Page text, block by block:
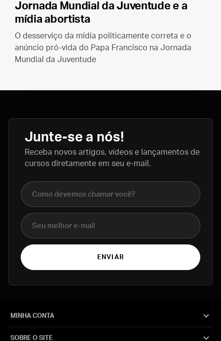
Jornada Mundial da Juventude e a
mídia abortista
O desserviço da mídia politicamente correta e o
anúncio pró-vida do Papa Francisco na Jornada
Mundial da Juventude
Junte-se a nós!
Receba novos artigos, vídeos e lançamentos de
cursos diretamente em seu e-mail.
Nome completo
E-mail
ENVIAR
MINHA CONTA
SOBRE O SITE